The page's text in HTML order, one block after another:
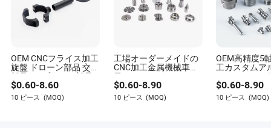
OEM CNCフライス加工
旋盤 ドローン部品 交換
部品 3D プリンタ部品
精密加工
$0.60-8.60
10 ピース (MOQ)
工場オーダーメイドの
CNC加工金属機械車椅
子のスペアパーツ
$0.60-8.90
10 ピース (MOQ)
OEM高精度5
工カスタムア
ムステンレ
ペアパーツ旋
ス加工機械部
$0.60-8.90
10 ピース (MOQ)